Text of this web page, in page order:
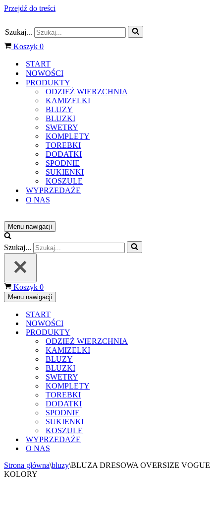
Przejdź do treści
Szukaj...
Koszyk 0
START
NOWOŚCI
PRODUKTY
ODZIEŻ WIERZCHNIA
KAMIZELKI
BLUZY
BLUZKI
SWETRY
KOMPLETY
TOREBKI
DODATKI
SPODNIE
SUKIENKI
KOSZULE
WYPRZEDAŻE
O NAS
Menu nawigacji
Szukaj...
Koszyk 0
Menu nawigacji
START
NOWOŚCI
PRODUKTY
ODZIEŻ WIERZCHNIA
KAMIZELKI
BLUZY
BLUZKI
SWETRY
KOMPLETY
TOREBKI
DODATKI
SPODNIE
SUKIENKI
KOSZULE
WYPRZEDAŻE
O NAS
Strona główna\bluzy\BLUZA DRESOWA OVERSIZE VOGUE
KOLORY